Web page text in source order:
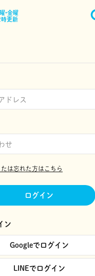
•金曜
更新
は忘れた方はこちら
ログイン
ン
Googleでログイン
LINEでログイン